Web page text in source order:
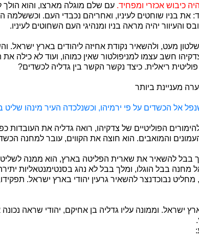
כיבוש אכזרי ומפחיד. עם שלם מוגלה מארצו, והוא הולך
את בניו שוחטים לעיניו, ואחריהם נכבדי העם.
והעיוור יהיה מראה בניו ומנהיגי העם השחוטים לעיניו.
מעט, ולהשאיר נקודת אחיזה ליהודים בארץ ישראל.
חשב עצמו למניפולטור שאין כמוהו, ועוד לא
ריאלית. כיצד נקשר הקשר בין גדליה לכשדים?
מעניינת ביותר
אל הכשדים על פי ירמיהו, וכשנלכדה העיר מינהו
הפוליטיים של צדקיהו, רואה גדליה את העובדות
והמואבים. הוא חוצה את הקווים, עובר למחנה
בבל להשאיר את שארית הפליטה בארץ, הוא ממנה
מחנה בבל הוגלו, ומלך בבל לא נהג בסנטימנטאליות
מחליט נבוכדנצר להשאיר גרעין יהודי בארץ ישראל.
ישראל. וממונה עליו גדליה בן אחיקם, יהודי שראה